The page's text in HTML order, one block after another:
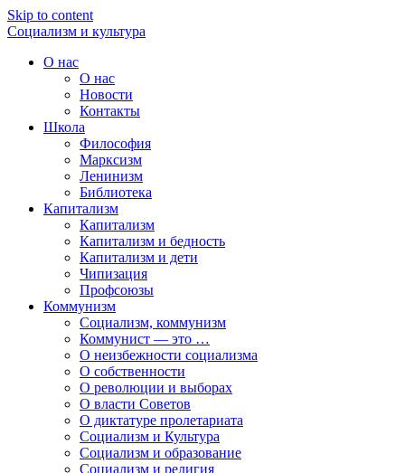
Skip to content
Социализм и культура
О нас
О нас
Новости
Контакты
Школа
Философия
Марксизм
Ленинизм
Библиотека
Капитализм
Капитализм
Капитализм и бедность
Капитализм и дети
Чипизация
Профсоюзы
Коммунизм
Социализм, коммунизм
Коммунист — это …
О неизбежности социализма
О собственности
О революции и выборах
О власти Советов
О диктатуре пролетариата
Социализм и Культура
Социализм и образование
Социализм и религия